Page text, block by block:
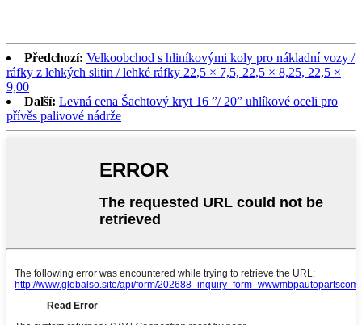
Předchozí: Velkoobchod s hliníkovými koly pro nákladní vozy /
ráfky z lehkých slitin / lehké ráfky 22,5 × 7,5, 22,5 × 8,25, 22,5 ×
9,00
Další: Levná cena Šachtový kryt 16 ”/ 20” uhlíkové oceli pro
přívěs palivové nádrže